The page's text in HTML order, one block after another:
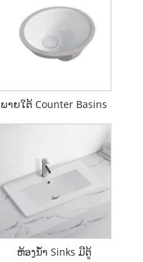
ພາຍໃຕ້ Counter Basins
ຫ້ອງນ້ໍາ Sinks ມີຕູ້